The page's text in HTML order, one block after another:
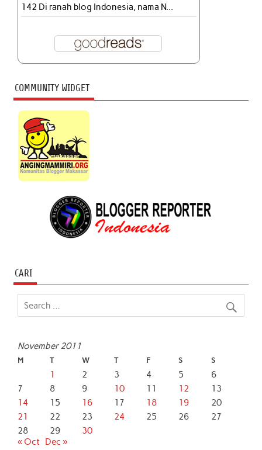
142 Di ranah blog Indonesia, nama N...
COMMUNITY WIDGET
CARI
November 2011
M T W T F S S
1 2 3 4 5
6
7
8 9 10 11 12
13
14
15 16 17 18 19
20
21
22 23 24 25 26
27
28
29
30
« Oct Dec »